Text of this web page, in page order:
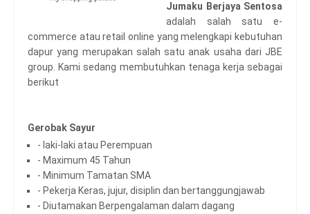
Jumaku Berjaya Sentosa
adalah salah satu e-
commerce atau retail online yang melengkapi kebutuhan
dapur yang merupakan salah satu anak usaha dari JBE
group. Kami sedang membutuhkan tenaga kerja sebagai
berikut
Gerobak Sayur
- laki-laki atau Perempuan
- Maximum 45 Tahun
- Minimum Tamatan SMA
- Pekerja Keras, jujur, disiplin dan bertanggungjawab
- Diutamakan Berpengalaman dalam dagang